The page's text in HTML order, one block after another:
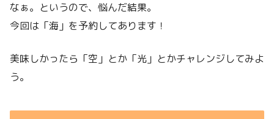
なぁ。というので、悩んだ結果。
今回は「海」を予約してあります！
美味しかったら「空」とか「光」とかチャレンジしてみよ
う。